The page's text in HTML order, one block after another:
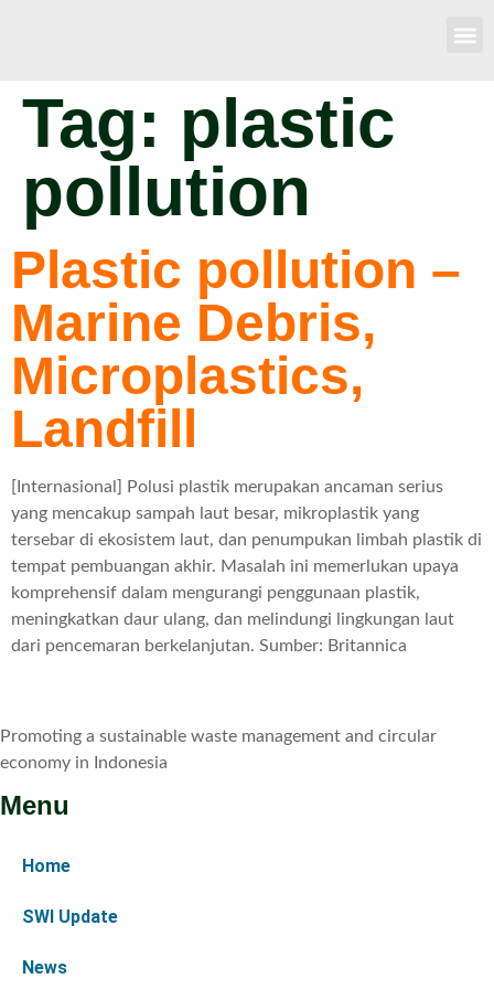
Tag: plastic
pollution
Plastic pollution –
Marine Debris,
Microplastics,
Landfill
[Internasional] Polusi plastik merupakan ancaman serius
yang mencakup sampah laut besar, mikroplastik yang
tersebar di ekosistem laut, dan penumpukan limbah plastik di
tempat pembuangan akhir. Masalah ini memerlukan upaya
komprehensif dalam mengurangi penggunaan plastik,
meningkatkan daur ulang, dan melindungi lingkungan laut
dari pencemaran berkelanjutan. Sumber: Britannica
Promoting a sustainable waste management and circular
economy in Indonesia
Menu
Home
SWI Update
News